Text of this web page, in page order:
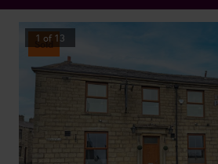
Sold
1 of 13